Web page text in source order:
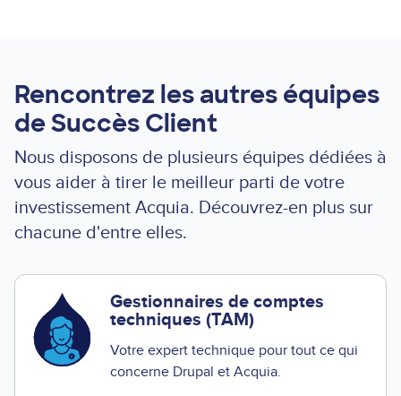
Rencontrez les autres équipes
de Succès Client
Nous disposons de plusieurs équipes dédiées à
vous aider à tirer le meilleur parti de votre
investissement Acquia. Découvrez-en plus sur
chacune d'entre elles.
Gestionnaires de comptes
techniques (TAM)
Votre expert technique pour tout ce qui
concerne Drupal et Acquia.